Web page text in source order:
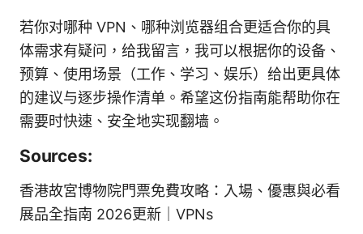
若你对哪种 VPN、哪种浏览器组合更适合你的具
体需求有疑问，给我留言，我可以根据你的设备、
预算、使用场景（工作、学习、娱乐）给出更具体
的建议与逐步操作清单。希望这份指南能帮助你在
需要时快速、安全地实现翻墙。
Sources:
香港故宮博物院門票免費攻略：入場、優惠與必看
展品全指南 2026更新｜VPNs